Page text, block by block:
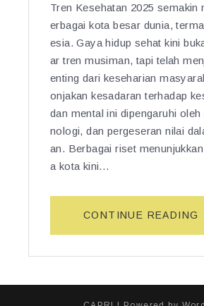
Tren Kesehatan 2025 semakin
erbagai kota besar dunia,
esia. Gaya hidup sehat kini
ar tren musiman, tapi telah
enting dari keseharian
onjakan kesadaran terhadap
dan mental ini dipengaruhi oleh
nologi, dan pergeseran nilai
an. Berbagai riset
a kota kini…
CONTINUE READING